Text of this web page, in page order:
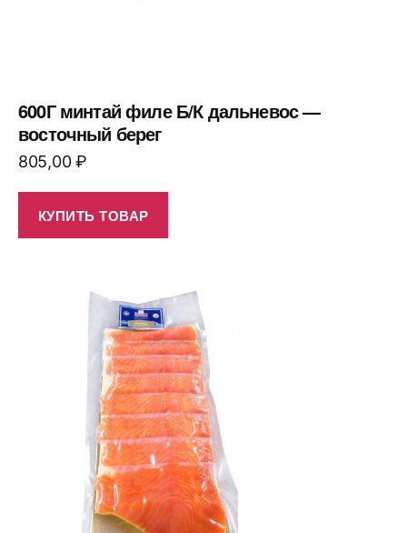
600Г минтай филе Б/К дальневос —
восточный берег
805,00₽
КУПИТЬ ТОВАР